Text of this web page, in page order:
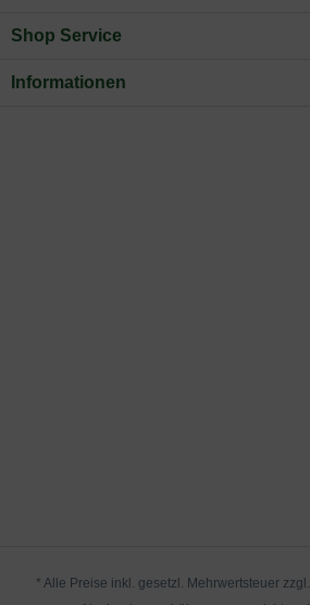
Shop Service
Informationen
* Alle Preise inkl. gesetzl. Mehrwertsteuer zzgl.